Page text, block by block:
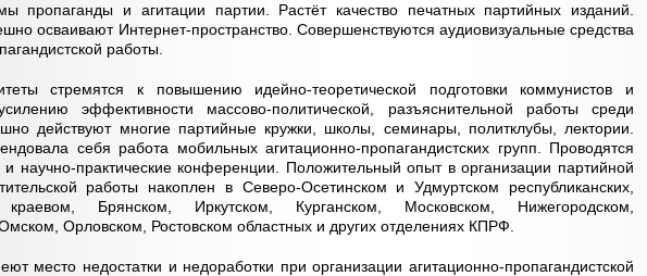
пропаганды и агитации партии. Растёт качество печатных партийных изданий.
осваивают Интернет-пространство. Совершенствуются аудиовизуальные средства
работы.
стремятся к повышению идейно-теоретической подготовки коммунистов и
эффективности массово-политической, разъяснительной работы среди
действуют многие партийные кружки, школы, семинары, политклубы, лектории.
себя работа мобильных агитационно-пропагандистских групп. Проводятся
и научно-практические конференции. Положительный опыт в организации партийной
работы накоплен в Северо-Осетинском и Удмуртском республиканских,
краевом, Брянском, Иркутском, Курганском, Московском, Нижегородском,
Орловском, Ростовском областных и других отделениях КПРФ.
место недостатки и недоработки при организации агитационно-пропагандистской